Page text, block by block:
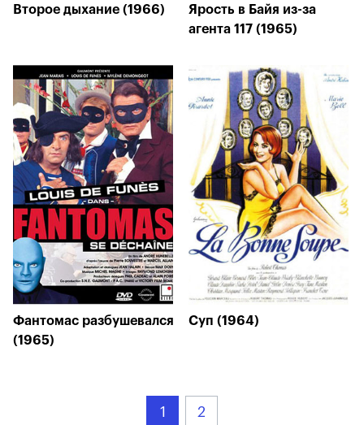
Второе дыхание (1966)
Ярость в Байя из-за
агента 117 (1965)
Фантомас разбушевался
(1965)
Суп (1964)
1 2